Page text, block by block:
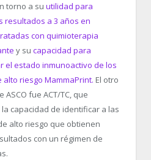
torno a su utilidad para
resultados a 3 años en
con quimioterapia
y su capacidad para
el estado inmunoactivo de los
alto riesgo MammaPrint. El otro
ASCO fue ACT/TC, que
capacidad de identificar a las
alto riesgo que obtienen
con un régimen de